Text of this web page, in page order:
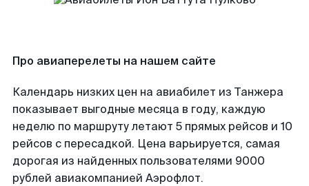
Про авиаперелеты на нашем сайте
Календарь низких цен на авиабилет из Танжера
показывает выгодные месяца в году, каждую
неделю по маршруту летают 5 прямых рейсов и 10
рейсов с пересадкой. Цена варьируется, самая
дорогая из найденных пользователями 9000
рублей авиакомпанией Аэрофлот.